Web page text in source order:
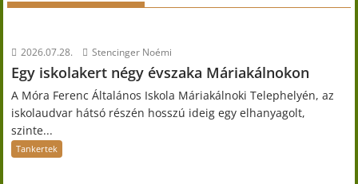
2026.07.28. Stencinger Noémi
Egy iskolakert négy évszaka Máriakálnokon
A Móra Ferenc Általános Iskola Máriakálnoki Telephelyén, az
iskolaudvar hátsó részén hosszú ideig egy elhanyagolt,
szinte...
Tankertek